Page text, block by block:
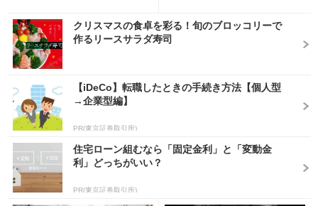
クリスマスの食卓を彩る！旬のブロッコリーで
作るリースサラダ寿司
【iDeCo】転職したときの手続き方法【個人型
→企業型編】
PR(東京証券取引所)
住宅ローン組むなら「固定金利」と「変動金
利」どっちがいい？
PR(東京証券取引所)